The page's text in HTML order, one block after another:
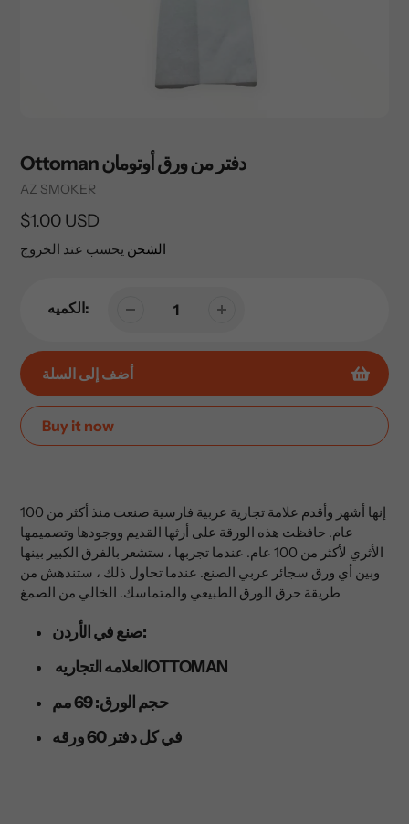
Ottoman دفتر من ورق أوتومان
Vendor
AZ SMOKER
السعر
العادي
$1.00 USD
الشحن يحسب عند الخروج
الكميه:
أضف إلى السلة
Buy it now
إلى
عربة
التسوق
الخاصة
بك
إنها أشهر وأقدم علامة تجارية عربية فارسية صنعت منذ أكثر من 100
عام. حافظت هذه الورقة على أرثها القديم ووجودها وتصميمها
الأثري لأكثر من 100 عام. عندما تجربها ، ستشعر بالفرق الكبير بينها
وبين أي ورق سجائر عربي الصنع. عندما تحاول ذلك ، ستندهش من
طريقة حرق الورق الطبيعي والمتماسك. الخالي من الصمغ
صنع في الأردن:
العلامه التجاريهOTTOMAN
حجم الورق: 69 مم
في كل دفتر 60 ورقه